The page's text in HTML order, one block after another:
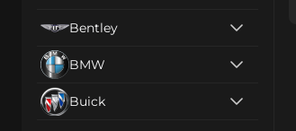
Bentley
BMW
Buick